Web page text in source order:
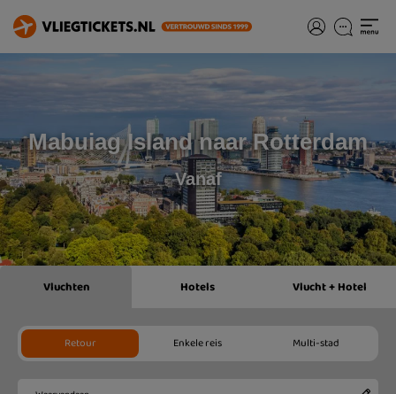
Mabuiag Island naar Rotterdam
Vanaf